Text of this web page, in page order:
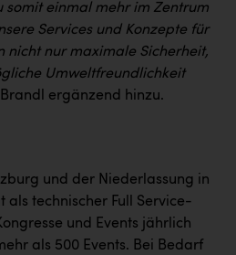
somit einmal mehr im Zentrum
Services und Konzepte für
nicht nur maximale Sicherheit,
Umweltfreundlichkeit
ergänzend hinzu.
und der Niederlassung in
als technischer Full Service-
und Events jährlich
als 500 Events. Bei Bedarf